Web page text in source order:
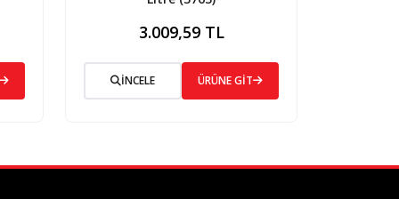
3.009,59 TL
İNCELE ÜRÜNE GİT